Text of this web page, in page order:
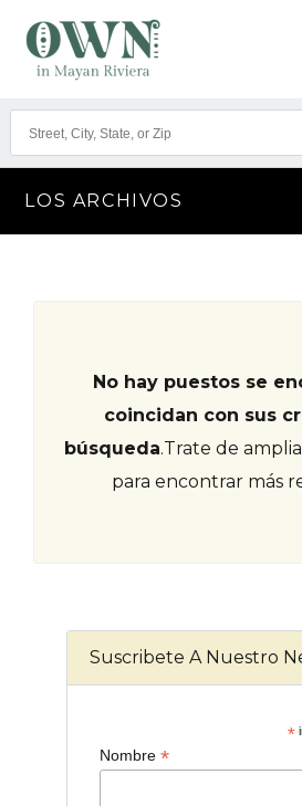
LOS ARCHIVOS
No hay puestos se
coincidan con sus
búsqueda.Trate de
para encontrar más
Suscribete A Nuestro
*
Nombre *